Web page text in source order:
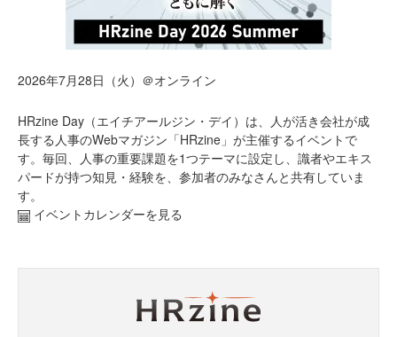
2026年7月28日（火）＠オンライン
HRzine Day（エイチアールジン・デイ）は、人が活き会社が成
長する人事のWebマガジン「HRzine」が主催するイベントで
す。毎回、人事の重要課題を1つテーマに設定し、識者やエキス
パードが持つ知見・経験を、参加者のみなさんと共有していま
す。
イベントカレンダーを見る